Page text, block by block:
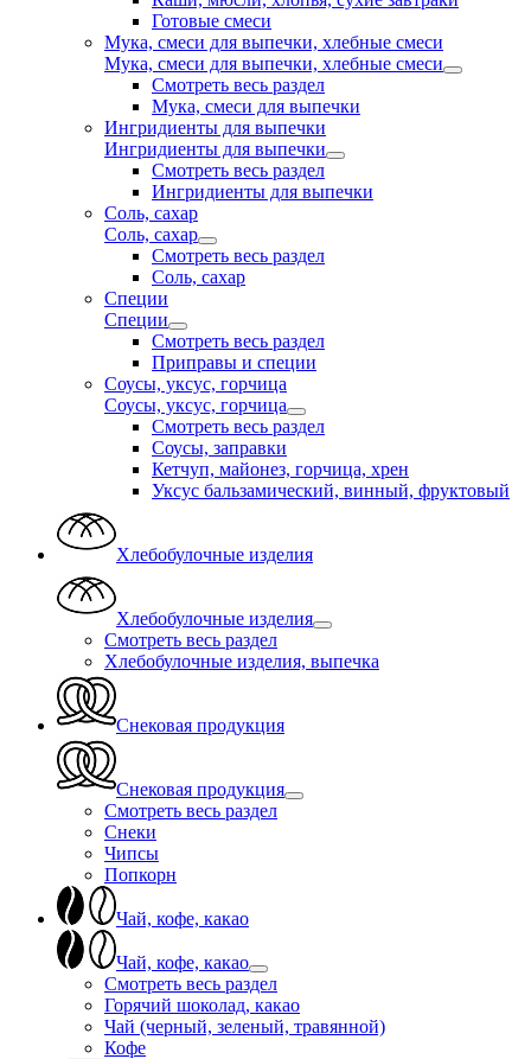
Готовые смеси
Мука, смеси для выпечки, хлебные смеси
Мука, смеси для выпечки, хлебные смеси
Смотреть весь раздел
Мука, смеси для выпечки
Ингридиенты для выпечки
Ингридиенты для выпечки
Смотреть весь раздел
Ингридиенты для выпечки
Соль, сахар
Соль, сахар
Смотреть весь раздел
Соль, сахар
Специи
Специи
Смотреть весь раздел
Приправы и специи
Соусы, уксус, горчица
Соусы, уксус, горчица
Смотреть весь раздел
Соусы, заправки
Кетчуп, майонез, горчица, хрен
Уксус бальзамический, винный, фруктовый
Хлебобулочные изделия
Хлебобулочные изделия
Смотреть весь раздел
Хлебобулочные изделия, выпечка
Снековая продукция
Снековая продукция
Смотреть весь раздел
Снеки
Чипсы
Попкорн
Чай, кофе, какао
Чай, кофе, какао
Смотреть весь раздел
Горячий шоколад, какао
Чай (черный, зеленый, травянной)
Кофе